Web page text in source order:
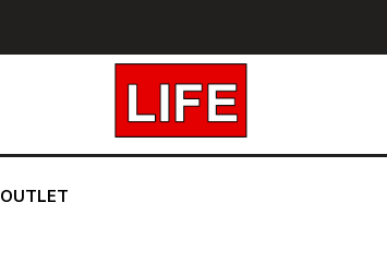
OUTLET